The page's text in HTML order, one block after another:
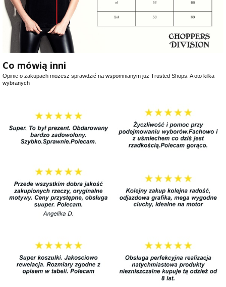
Co mówią inni
Opinie o zakupach możesz sprawdzić na wspomnianym już Trusted Shops. A oto kilka
wybranych